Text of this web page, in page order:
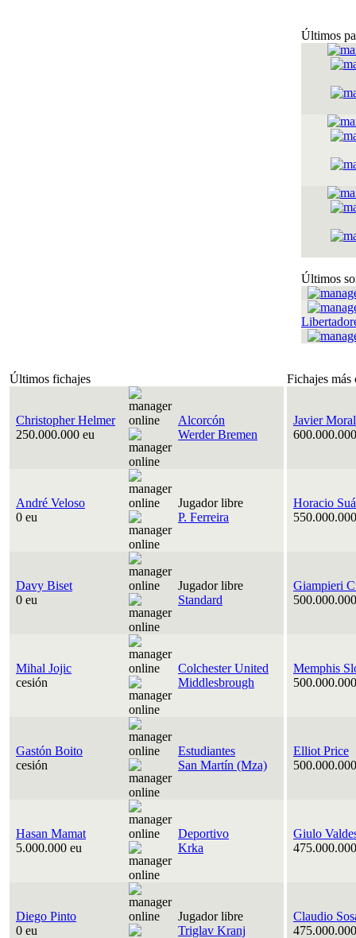
Últimos
Últimos
Últimos fichajes Fichajes más
Christopher Helmer
250.000.000 eu
Alcorcón
Werder Bremen
Javier
André Veloso
0 eu
Jugador libre
P. Ferreira
Horacio
Davy Biset
0 eu
Jugador libre
Standard
Giampieri
Mihal Jojic
cesión
Colchester United
Middlesbrough
Memphis
Gastón Boito
cesión
Estudiantes
San Martín (Mza)
Elliot Price
Hasan Mamat
5.000.000 eu
Deportivo
Krka
Giulo
Diego Pinto
0 eu
Jugador libre
Triglav Kranj
Claudio